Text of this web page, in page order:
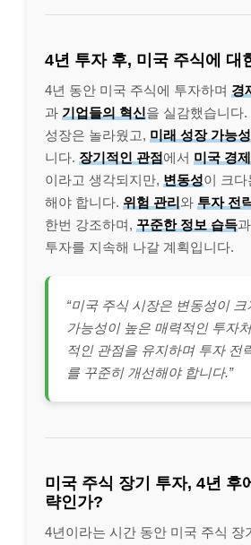
4년 투자 후, 미국 주식에 대
4년 동안 미국 주식에 투자하며 경
과 기업들의 혁신을 실감했습니다.
성장은 놀라웠고, 미래 성장 가능성
니다. 장기적인 관점에서 미국 경제
이라고 생각되지만, 변동성이 크다
해야 합니다. 위험 관리와 투자 전
한번 강조하며, 꾸준한 정보 습득과
투자를 지속해 나갈 계획입니다.
“미국 주식 시장은 변동성이
가능성이 높은 매력적인 투자
적인 관점을 유지하며 투자 전
를 꾸준히 개선해야 합니다.”
미국 주식 장기 투자, 4년 후
략인가?
4년이라는 시간 동안 미국 주식 장